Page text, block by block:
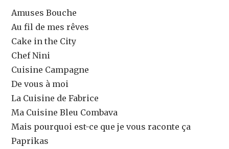
Amuses Bouche
Au fil de mes rêves
Cake in the City
Chef Nini
Cuisine Campagne
De vous à moi
La Cuisine de Fabrice
Ma Cuisine Bleu Combava
Mais pourquoi est-ce que je vous raconte ça
Paprikas